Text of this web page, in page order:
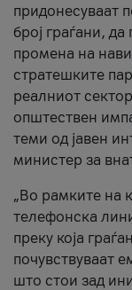
придонесуваат
број граѓани,
промена на
стратешките
реалниот
општествен
теми од јавен
министер за
„Во рамките на
телефонска
преку која
почувствуваат
што стои зад